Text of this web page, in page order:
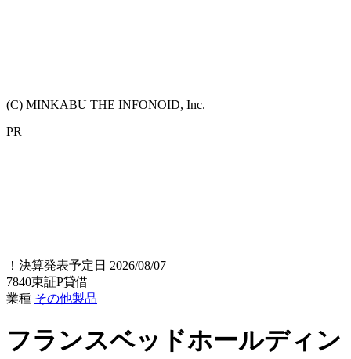
(C) MINKABU THE INFONOID, Inc.
PR
！ 決算発表予定日 2026/08/07
7840東証P貸借
業種 その他製品
フランスベッドホールディン